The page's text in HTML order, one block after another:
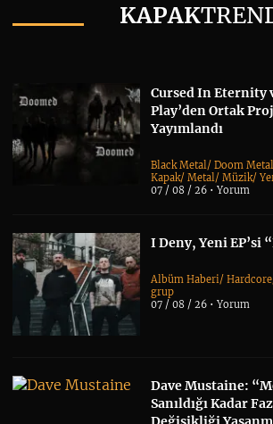
KAPAK
Cursed In Eternity
Play’den Ortak
Yayımlandı
Black Metal/Doom Metal
Kapak/Metal/Müzik/
07 / 08 / 26 •Yorum
I Deny, Yeni EP’si
Albüm Haberi/Hardcore
grup
07 / 08 / 26 •Yorum
Dave Mustaine:
Sanıldığı Kadar